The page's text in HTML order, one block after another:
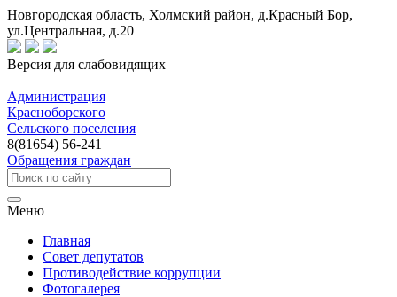
Новгородская область, Холмский район, д.Красный Бор,
ул.Центральная, д.20
Версия для слабовидящих
Администрация
Красноборского
Сельского поселения
8(81654) 56-241
Обращения граждан
Меню
Главная
Совет депутатов
Противодействие коррупции
Фотогалерея